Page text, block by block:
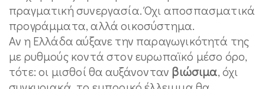
πραγματική συνεργασία. Όχι αποσπασματικά
προγράμματα, αλλά οικοσύστημα.
Αν η Ελλάδα αύξανε την παραγωγικότητά της
με ρυθμούς κοντά στον ευρωπαϊκό μέσο όρο,
τότε: οι μισθοί θα αυξάνονταν βιώσιμα, όχι